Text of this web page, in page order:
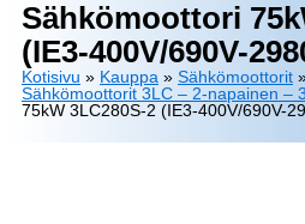
Sähkömoottori
(IE3-400V/690V-
Kotisivu » Kauppa » Sähkömoottorit
Sähkömoottorit 3LC – 2-napainen –
75kW 3LC280S-2 (IE3-400V/690V-